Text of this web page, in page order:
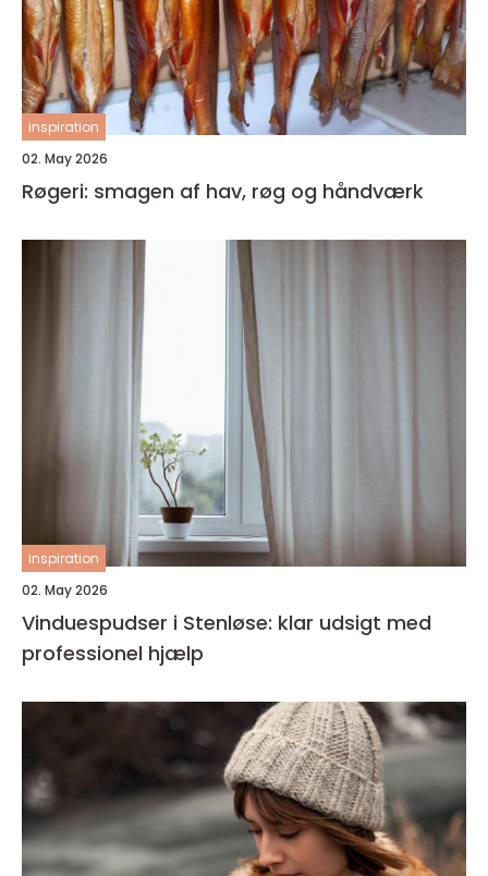
inspiration
02. May 2026
Røgeri: smagen af hav, røg og håndværk
inspiration
02. May 2026
Vinduespudser i Stenløse: klar udsigt med
professionel hjælp